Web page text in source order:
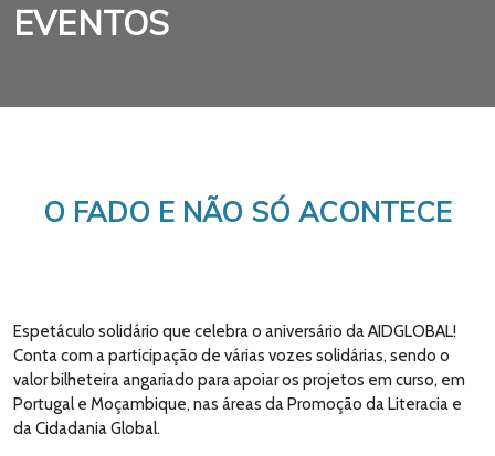
EVENTOS
O FADO E NÃO SÓ ACONTECE
Espetáculo solidário que celebra o aniversário da AIDGLOBAL!
Conta com a participação de várias vozes solidárias, sendo o
valor bilheteira angariado para apoiar os projetos em curso, em
Portugal e Moçambique, nas áreas da Promoção da Literacia e
da Cidadania Global.